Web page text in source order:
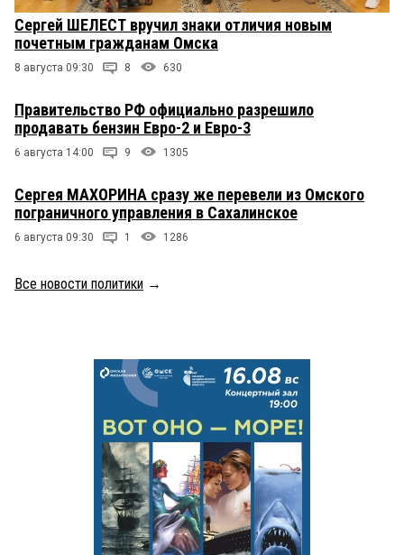
Сергей ШЕЛЕСТ вручил знаки отличия новым
почетным гражданам Омска
8 августа 09:30 8 630
Правительство РФ официально разрешило
продавать бензин Евро-2 и Евро-3
6 августа 14:00 9 1305
Сергея МАХОРИНА сразу же перевели из Омского
пограничного управления в Сахалинское
6 августа 09:30 1 1286
Все новости политики →